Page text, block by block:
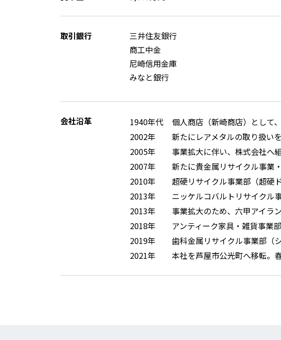
取引銀行
三井住友銀行
商工中金
尼崎信用金庫
みなと銀行
会社沿革 1940年代
個人商店（新崎商店）として
2002年
新たにレアメタルの取り扱い
2005年
事業拡大に伴い、株式会社へ
2007年
新たに貴金属リサイクル事業
2010年
超硬リサイクル事業部（超硬
2013年
ニッケルコバルトリサイクル
2013年
事業拡大のため、六甲アイラ
2018年
アンティーク家具・雑貨事業
2019年
歯科金属リサイクル事業部（
2021年
本社を芦屋市公光町へ移転。